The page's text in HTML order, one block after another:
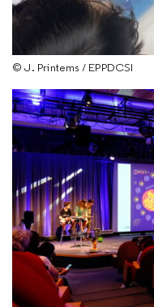
© J. Printems / EPPDCSI